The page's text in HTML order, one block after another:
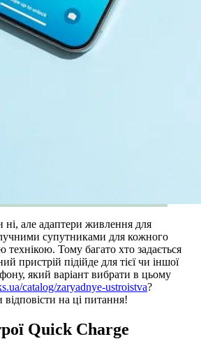
ні, але адаптери живлення для
супутниками для кожного
технікою. Тому багато хто задається
пристрій підійде для тієї чи іншої
який варіант вибрати в цьому
catalog/zaryadnye-ustroistva?
на ці питання!
Quick Charge